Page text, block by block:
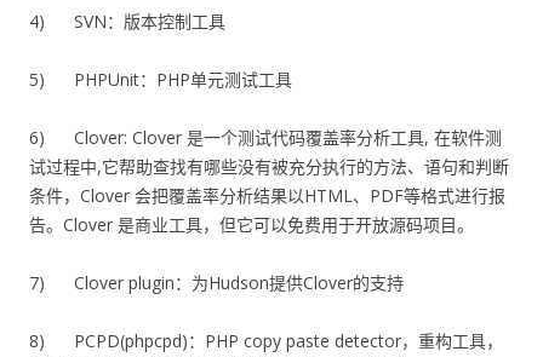
4) SVN：版本控制工具
5) PHPUnit：PHP单元测试工具
6) Clover: Clover 是一个测试代码覆盖率分析工具, 在软件测
试过程中,它帮助查找有哪些没有被充分执行的方法、语句和判断
条件，Clover 会把覆盖率分析结果以HTML、PDF等格式进行报
告。Clover 是商业工具，但它可以免费用于开放源码项目。
7) Clover plugin：为Hudson提供Clover的支持
8) PCPD(phpcpd)：PHP copy paste detector，重构工具，